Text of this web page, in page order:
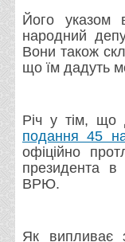
Його указом
народний
Вони також
що їм дадуть
Річ у тім, що
подання 45
офіційно
президента в
ВРЮ.
Як випливає